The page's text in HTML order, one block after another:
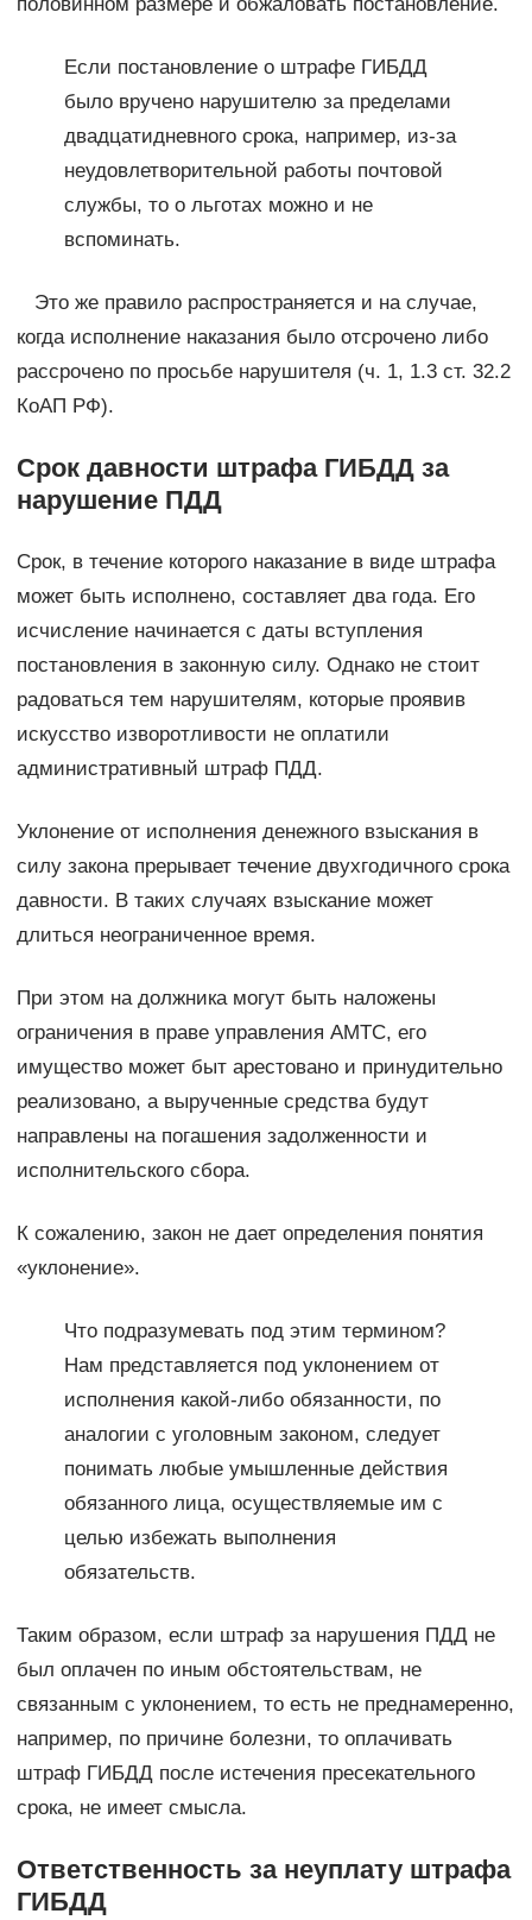
половинном размере и обжаловать постановление.
Если постановление о штрафе ГИБДД
было вручено нарушителю за пределами
двадцатидневного срока, например, из-за
неудовлетворительной работы почтовой
службы, то о льготах можно и не
вспоминать.
Это же правило распространяется и на случае,
когда исполнение наказания было отсрочено либо
рассрочено по просьбе нарушителя (ч. 1, 1.3 ст. 32.2
КоАП РФ).
Срок давности штрафа ГИБДД за
нарушение ПДД
Срок, в течение которого наказание в виде штрафа
может быть исполнено, составляет два года. Его
исчисление начинается с даты вступления
постановления в законную силу. Однако не стоит
радоваться тем нарушителям, которые проявив
искусство изворотливости не оплатили
административный штраф ПДД.
Уклонение от исполнения денежного взыскания в
силу закона прерывает течение двухгодичного срока
давности. В таких случаях взыскание может
длиться неограниченное время.
При этом на должника могут быть наложены
ограничения в праве управления АМТС, его
имущество может быт арестовано и принудительно
реализовано, а вырученные средства будут
направлены на погашения задолженности и
исполнительского сбора.
К сожалению, закон не дает определения понятия
«уклонение».
Что подразумевать под этим термином?
Нам представляется под уклонением от
исполнения какой-либо обязанности, по
аналогии с уголовным законом, следует
понимать любые умышленные действия
обязанного лица, осуществляемые им с
целью избежать выполнения
обязательств.
Таким образом, если штраф за нарушения ПДД не
был оплачен по иным обстоятельствам, не
связанным с уклонением, то есть не преднамеренно,
например, по причине болезни, то оплачивать
штраф ГИБДД после истечения пресекательного
срока, не имеет смысла.
Ответственность за неуплату штрафа
ГИБДД